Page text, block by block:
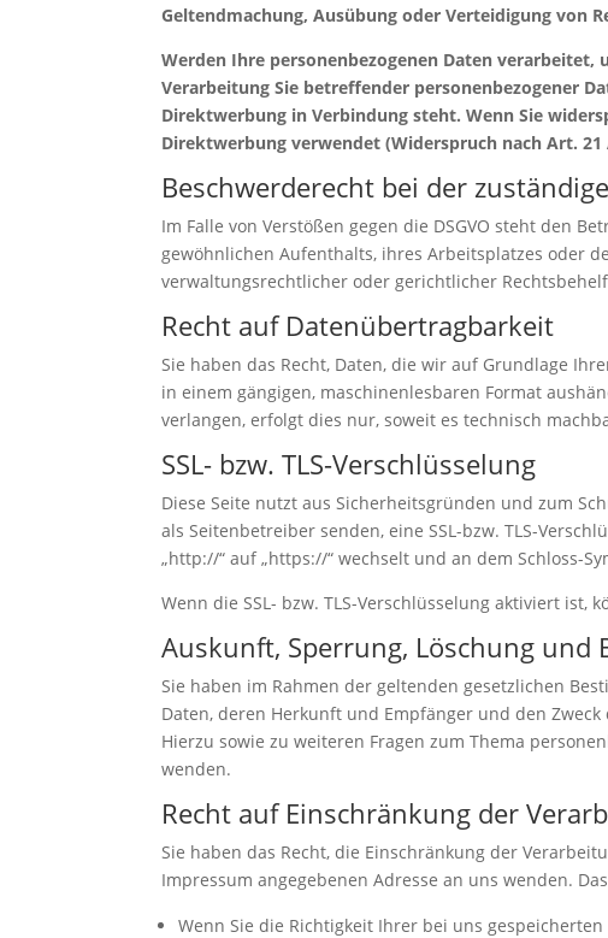
Geltendmachung, Ausübung oder Verteidigung von
Werden Ihre personenbezogenen Daten verarbeitet,
Verarbeitung Sie betreffender personenbezogener
Direktwerbung in Verbindung steht. Wenn Sie
Direktwerbung verwendet (Widerspruch nach Art. 21
Beschwerderecht bei der
Im Falle von Verstößen gegen die DSGVO steht den
gewöhnlichen Aufenthalts, ihres Arbeitsplatzes oder
verwaltungsrechtlicher oder gerichtlicher
Recht auf Datenübertragbarkeit
Sie haben das Recht, Daten, die wir auf Grundlage
in einem gängigen, maschinenlesbaren Format
verlangen, erfolgt dies nur, soweit es technisch
SSL- bzw. TLS-Verschlüsselung
Diese Seite nutzt aus Sicherheitsgründen und zum
als Seitenbetreiber senden, eine SSL-bzw. TLS-
„http://“ auf „https://“ wechselt und an dem Schloss-
Wenn die SSL- bzw. TLS-Verschlüsselung aktiviert
Auskunft, Sperrung, Löschung und
Sie haben im Rahmen der geltenden gesetzlichen
Daten, deren Herkunft und Empfänger und den
Hierzu sowie zu weiteren Fragen zum Thema
wenden.
Recht auf Einschränkung der
Sie haben das Recht, die Einschränkung der
Impressum angegebenen Adresse an uns wenden.
Wenn Sie die Richtigkeit Ihrer bei uns